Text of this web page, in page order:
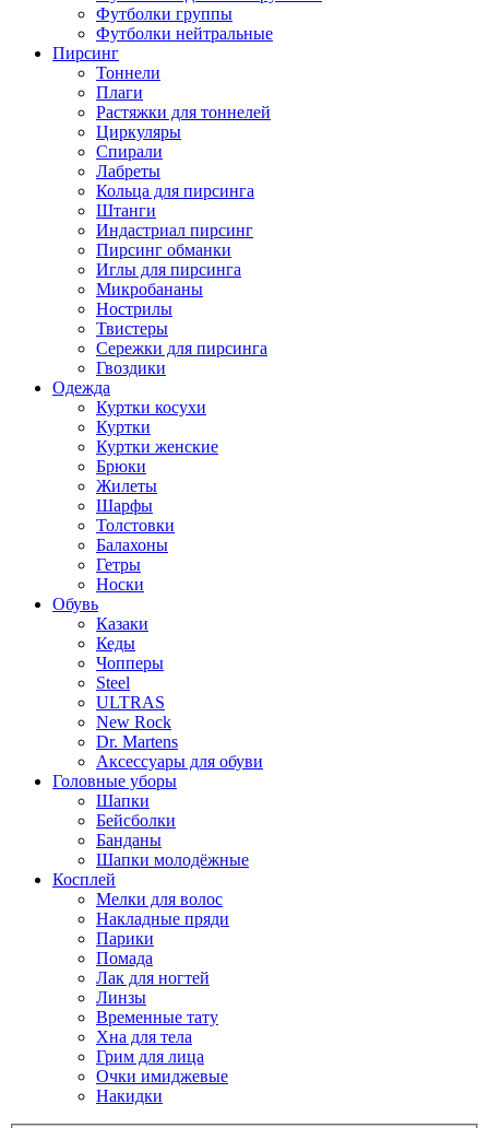
Футболки группы
Футболки нейтральные
Пирсинг
Тоннели
Плаги
Растяжки для тоннелей
Циркуляры
Спирали
Лабреты
Кольца для пирсинга
Штанги
Индастриал пирсинг
Пирсинг обманки
Иглы для пирсинга
Микробананы
Нострилы
Твистеры
Сережки для пирсинга
Гвоздики
Одежда
Куртки косухи
Куртки
Куртки женские
Брюки
Жилеты
Шарфы
Толстовки
Балахоны
Гетры
Носки
Обувь
Казаки
Кеды
Чопперы
Steel
ULTRAS
New Rock
Dr. Martens
Аксессуары для обуви
Головные уборы
Шапки
Бейсболки
Банданы
Шапки молодёжные
Косплей
Мелки для волос
Накладные пряди
Парики
Помада
Лак для ногтей
Линзы
Временные тату
Хна для тела
Грим для лица
Очки имиджевые
Накидки